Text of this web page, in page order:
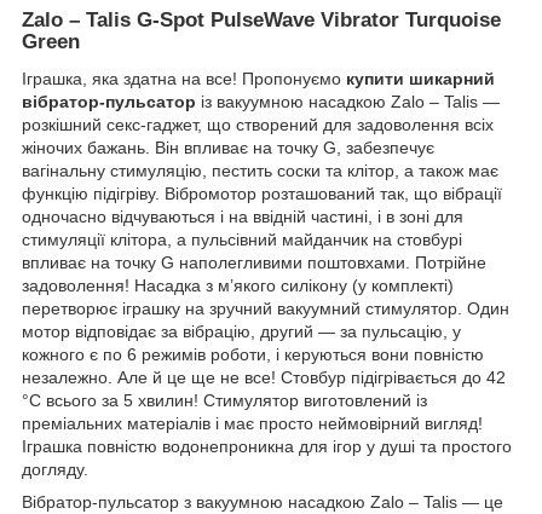
Zalo – Talis G-Spot PulseWave Vibrator Turquoise
Green
Іграшка, яка здатна на все! Пропонуємо купити шикарний
вібратор-пульсатор із вакуумною насадкою Zalo – Talis —
розкішний секс-гаджет, що створений для задоволення всіх
жіночих бажань. Він впливає на точку G, забезпечує
вагінальну стимуляцію, пестить соски та клітор, а також має
функцію підігріву. Вібромотор розташований так, що вібрації
одночасно відчуваються і на ввідній частині, і в зоні для
стимуляції клітора, а пульсівний майданчик на стовбурі
впливає на точку G наполегливими поштовхами. Потрійне
задоволення! Насадка з м’якого силікону (у комплекті)
перетворює іграшку на зручний вакуумний стимулятор. Один
мотор відповідає за вібрацію, другий — за пульсацію, у
кожного є по 6 режимів роботи, і керуються вони повністю
незалежно. Але й це ще не все! Стовбур підігрівається до 42
°C всього за 5 хвилин! Стимулятор виготовлений із
преміальних матеріалів і має просто неймовірний вигляд!
Іграшка повністю водонепроникна для ігор у душі та простого
догляду.
Вібратор-пульсатор з вакуумною насадкою Zalo – Talis — це